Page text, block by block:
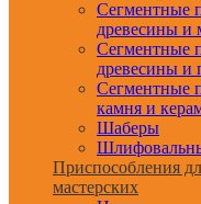
Сегментные
древесины и
Сегментные
древесины и
Сегментные
камня и
Шаберы
Приспособления
мастерских